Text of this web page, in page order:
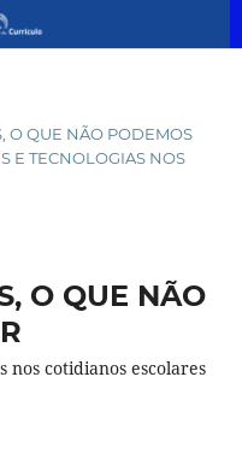
O QUE NÃO PODEMOS
E TECNOLOGIAS NOS
O QUE NÃO
nos cotidianos escolares